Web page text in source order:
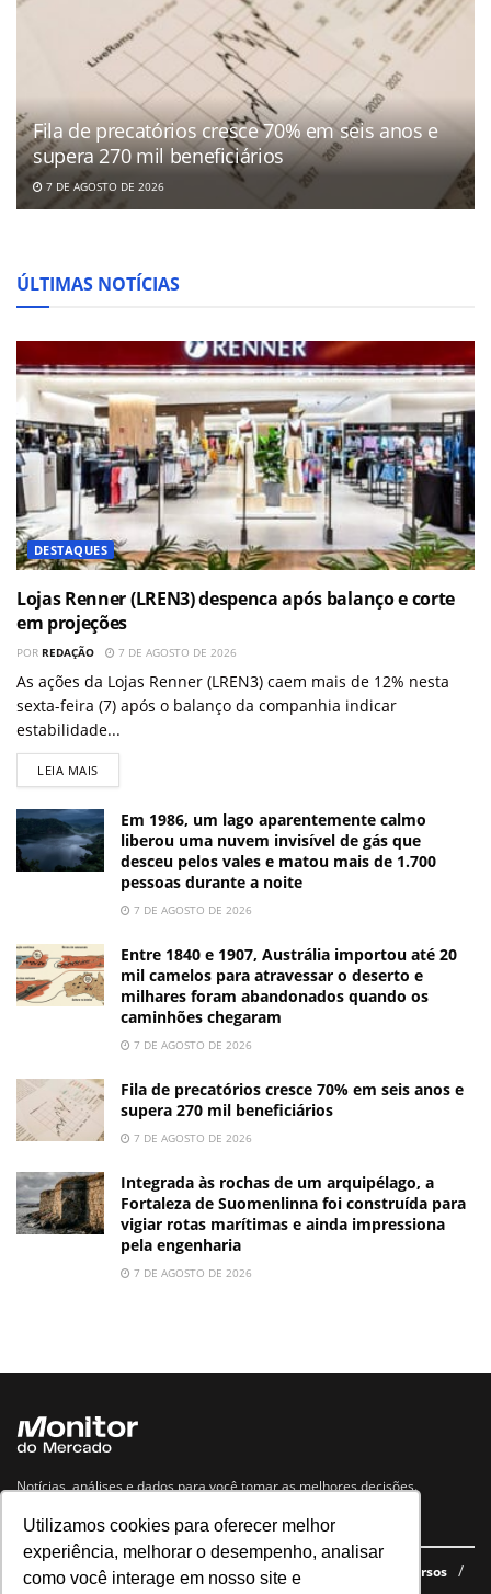
Utilizamos cookies para oferecer melhor
experiência, melhorar o desempenho, analisar
como você interage em nosso site e
Fila de precatórios cresce 70% em seis anos e
supera 270 mil beneficiários
7 DE AGOSTO DE 2026
ÚLTIMAS NOTÍCIAS
DESTAQUES
Lojas Renner (LREN3) despenca após balanço e corte
em projeções
POR REDAÇÃO 7 DE AGOSTO DE 2026
As ações da Lojas Renner (LREN3) caem mais de 12% nesta
sexta-feira (7) após o balanço da companhia indicar
estabilidade...
LEIA MAIS
Em 1986, um lago aparentemente calmo
liberou uma nuvem invisível de gás que
desceu pelos vales e matou mais de 1.700
pessoas durante a noite
7 DE AGOSTO DE 2026
Entre 1840 e 1907, Austrália importou até 20
mil camelos para atravessar o deserto e
milhares foram abandonados quando os
caminhões chegaram
7 DE AGOSTO DE 2026
Fila de precatórios cresce 70% em seis anos e
supera 270 mil beneficiários
7 DE AGOSTO DE 2026
Integrada às rochas de um arquipélago, a
Fortaleza de Suomenlinna foi construída para
vigiar rotas marítimas e ainda impressiona
pela engenharia
7 DE AGOSTO DE 2026
Notícias, análises e dados para você tomar as melhores decisões.
Navegue no site
Últimas notícias Quem somos E-books gratuitos
Cursos